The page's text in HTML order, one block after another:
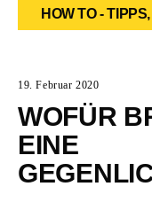
HOW TO -
19. Februar 2020
WOFÜR
EINE